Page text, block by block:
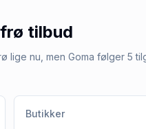
tilbud
lige nu, men Goma følger 5
Butikker